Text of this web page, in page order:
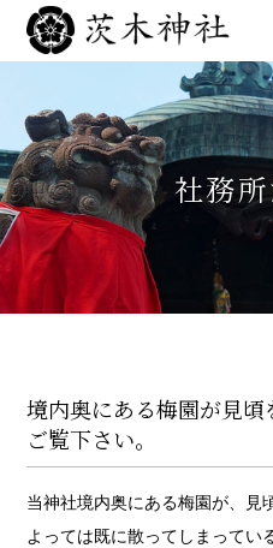
社務
境内奥にある梅園が見
ご覧下さい。
当神社境内奥にある梅園が、見
よっては既に散ってしまってい